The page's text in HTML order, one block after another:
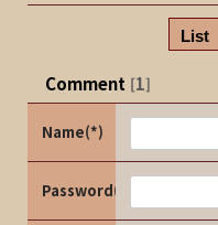
List
Comment [1]
Name(*)
Password(*)